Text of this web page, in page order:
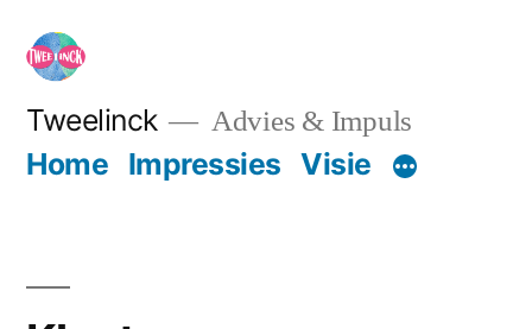
naar
inhoud
Tweelinck Advies & Impuls
Home Impressies Visie